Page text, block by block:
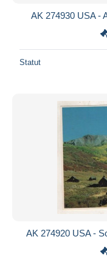
AK 274930 USA -
Statut
AK 274920 USA -